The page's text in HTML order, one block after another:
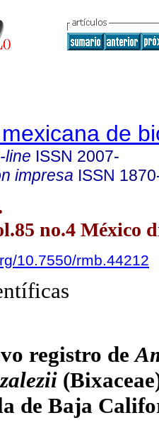
de
line ISSN 2007-
impresa ISSN
no.4 México
10.7550/rmb.44212
registro de
de Baja